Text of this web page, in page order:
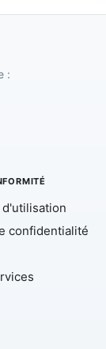
:
confidentialité